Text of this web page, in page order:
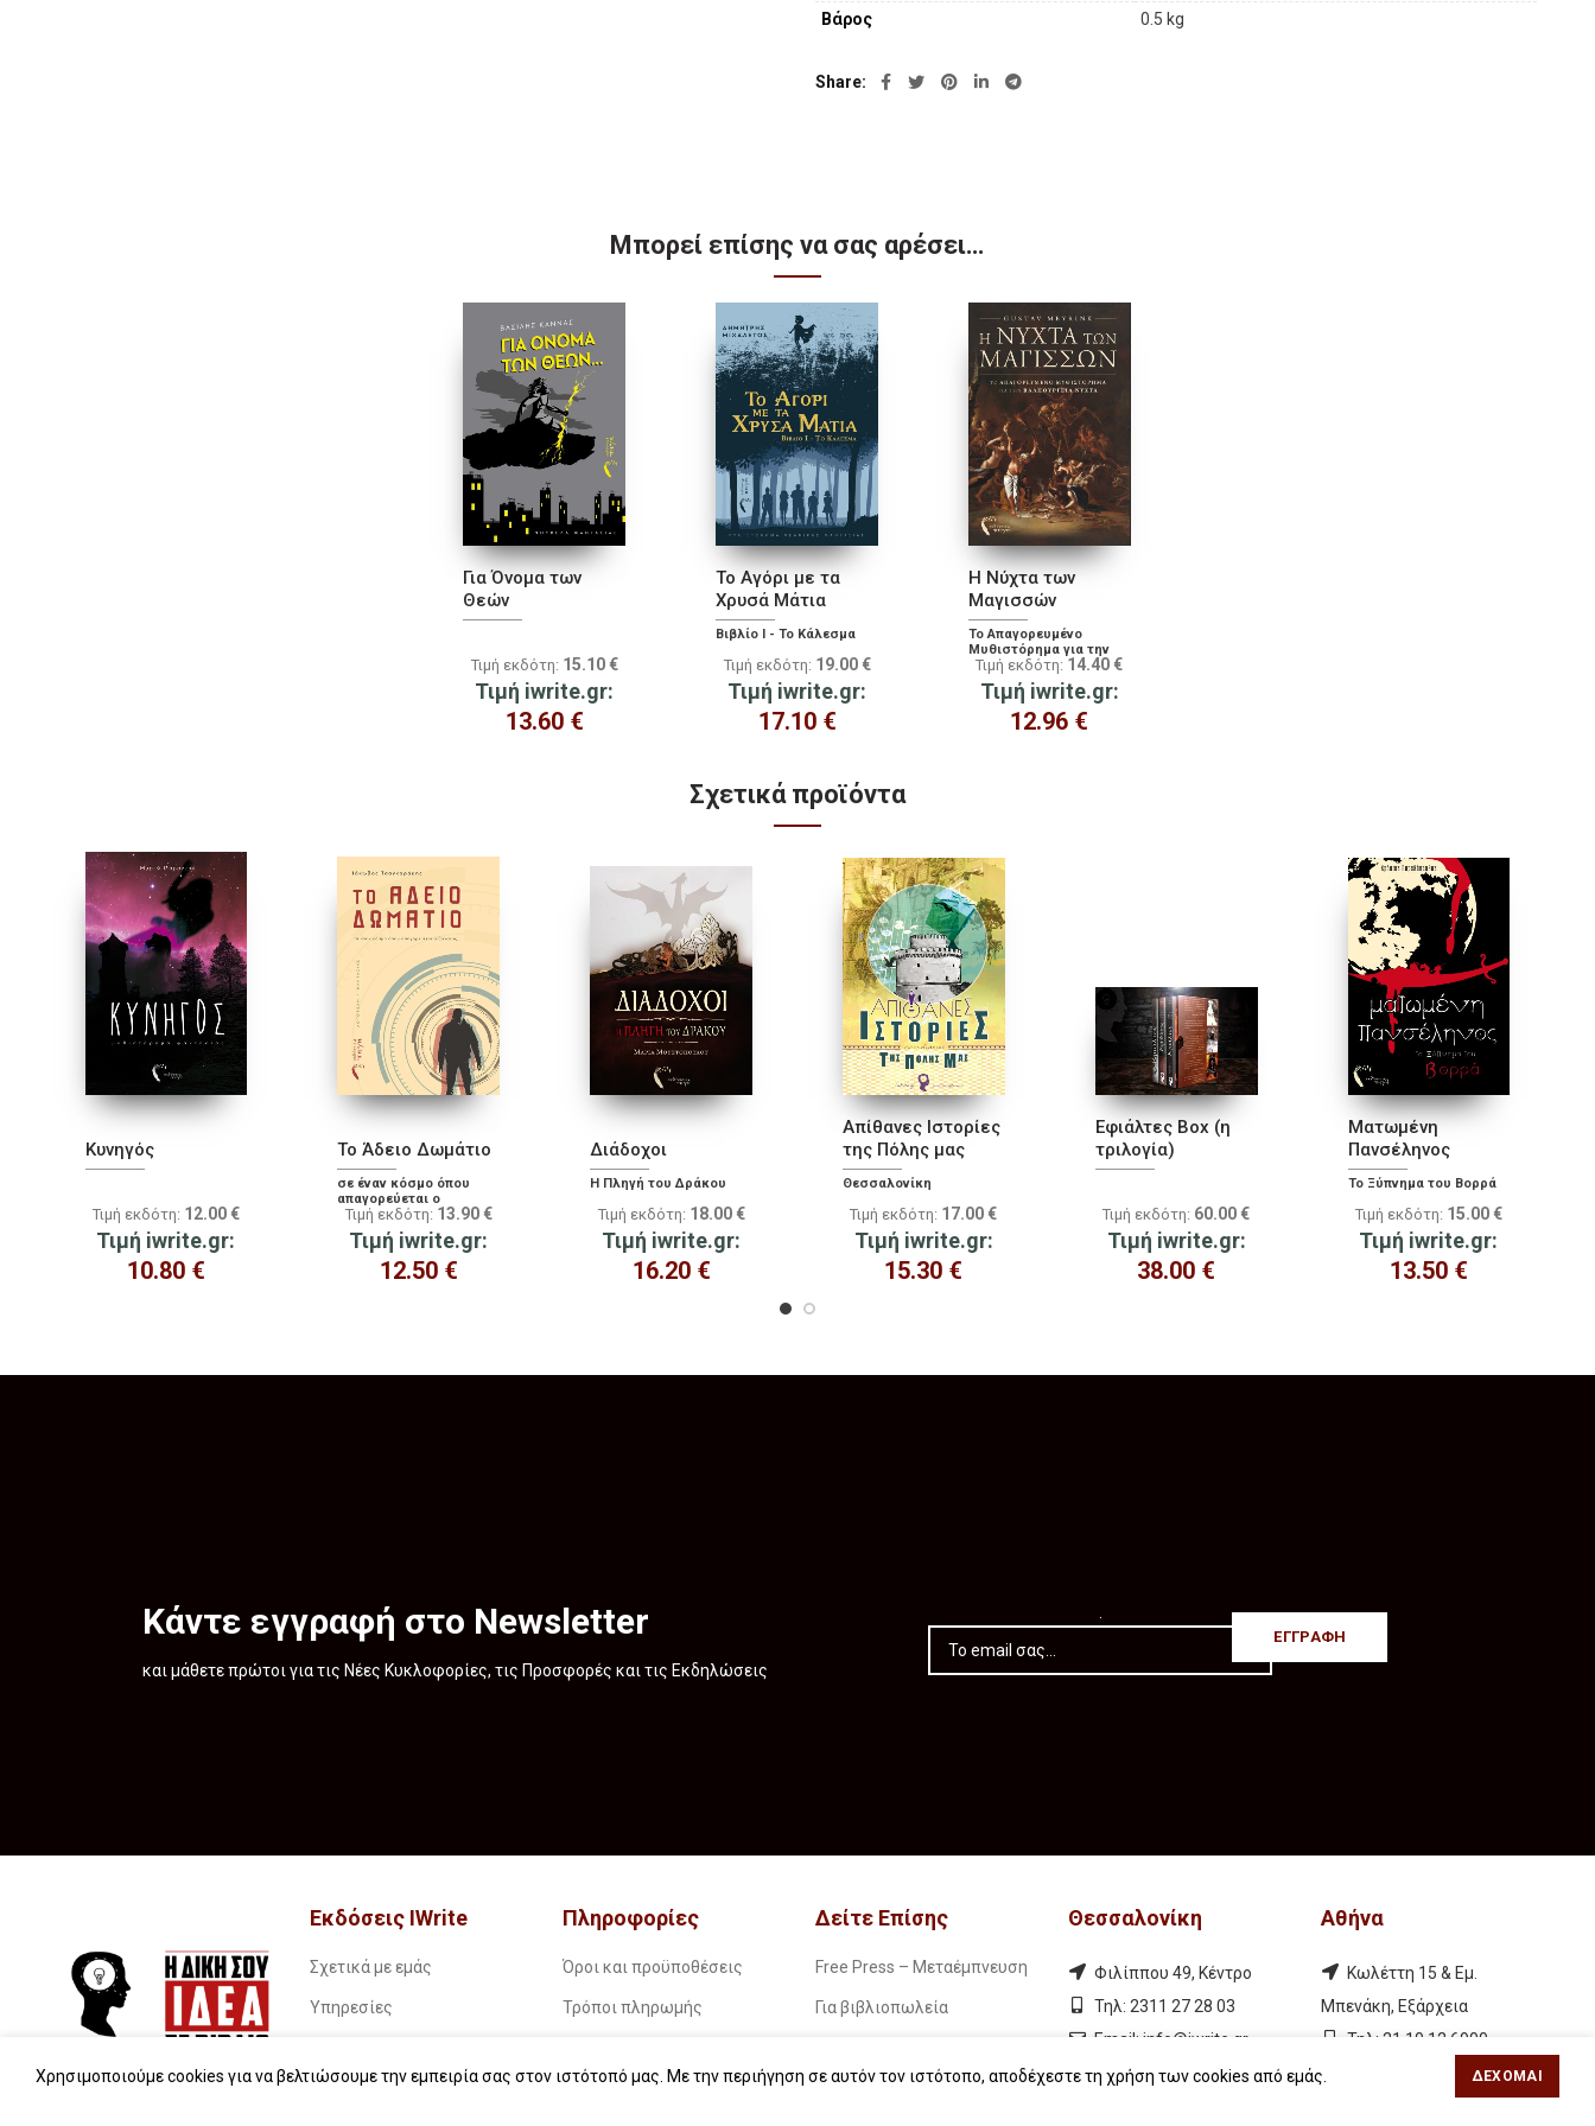
Βάρος
0.5 kg
Share
Μπορεί επίσης να σας αρέσει…
Για Όνομα των
Θεών
Τιμή εκδότη: 15.10 €
Τιμή iwrite.gr:
13.60 €
Το Αγόρι με τα
Χρυσά Μάτια
Βιβλίο Ι - Το Κάλεσμα
Τιμή εκδότη: 19.00 €
Τιμή iwrite.gr:
17.10 €
Η Νύχτα των
Μαγισσών
Το Απαγορευμένο
Μυθιστόρημα για την
Βαλπούργεια Νύχτα
Τιμή εκδότη: 14.40 €
Τιμή iwrite.gr:
12.96 €
Σχετικά προϊόντα
Κυνηγός
Τιμή εκδότη: 12.00 €
Τιμή iwrite.gr:
10.80 €
Το Άδειο Δωμάτιο
σε έναν κόσμο όπου
απαγορεύεται ο
θάνατος...
Τιμή εκδότη: 13.90 €
Τιμή iwrite.gr:
12.50 €
Διάδοχοι
Η Πληγή του Δράκου
Τιμή εκδότη: 18.00 €
Τιμή iwrite.gr:
16.20 €
Απίθανες Ιστορίες
της Πόλης μας
Θεσσαλονίκη
Τιμή εκδότη: 17.00 €
Τιμή iwrite.gr:
15.30 €
Εφιάλτες Box (η
τριλογία)
Τιμή εκδότη: 60.00 €
Τιμή iwrite.gr:
38.00 €
Ματωμένη
Πανσέληνος
Το Ξύπνημα του Βορρά
Τιμή εκδότη: 15.00 €
Τιμή iwrite.gr:
13.50 €
Κάντε εγγραφή στο Newsletter
και μάθετε πρώτοι για τις Νέες Κυκλοφορίες, τις Προσφορές και τις Εκδηλώσεις
.
Εκδόσεις IWrite
Σχετικά με εμάς
Υπηρεσίες
Συχνές ερωτήσεις (FAQs)
Πληροφορίες
Όροι και προϋποθέσεις
Τρόποι πληρωμής
Τρόποι παραλαβής
Δείτε Επίσης
Free Press – Μεταέμπνευση
Για βιβλιοπωλεία
Για δημοσιογράφους
Θεσσαλονίκη
Φιλίππου 49, Κέντρο
Τηλ: 2311 27 28 03
Εmail: info@iwrite.gr
Αθήνα
Κωλέττη 15 & Εμ.
Μπενάκη, Εξάρχεια
Τηλ: 21 10 12 6900
info@iwrite.gr
Χρησιμοποιούμε cookies για να βελτιώσουμε την εμπειρία σας στον ιστότοπό μας. Με την περιήγηση σε αυτόν τον ιστότοπο, αποδέχεστε τη χρήση των cookies από εμάς. ΔΈΧΟΜΑΙ